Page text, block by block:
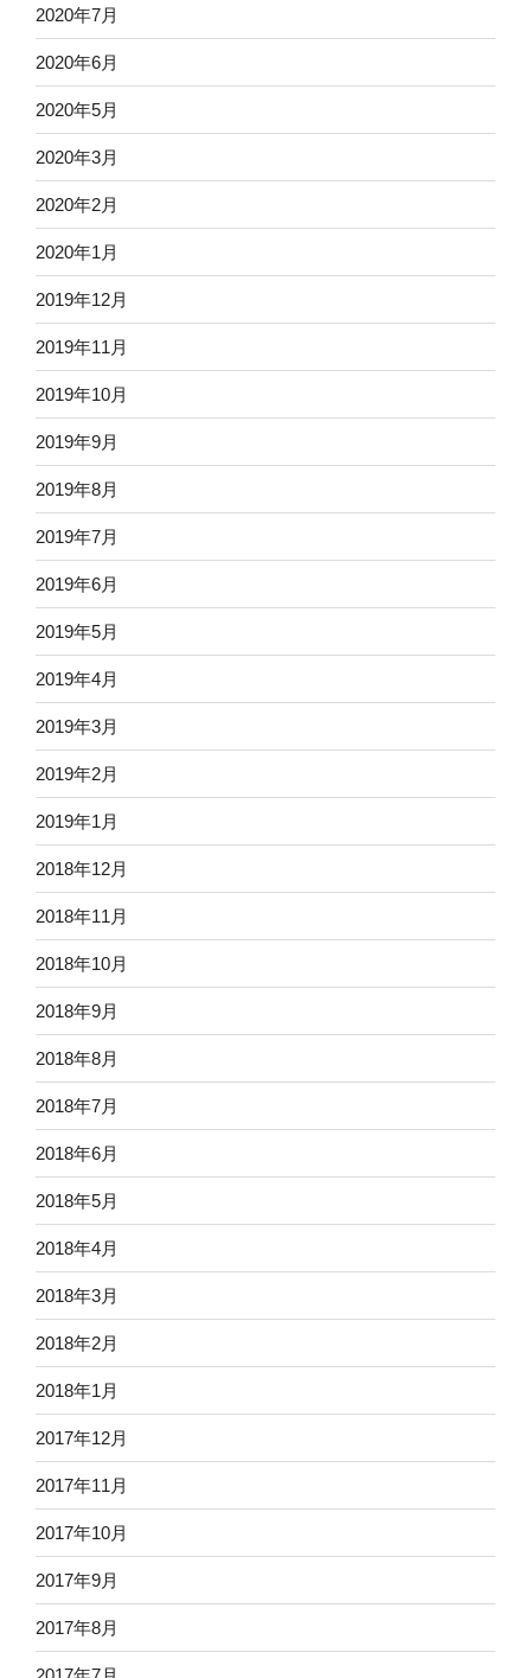
2020年7月
2020年6月
2020年5月
2020年3月
2020年2月
2020年1月
2019年12月
2019年11月
2019年10月
2019年9月
2019年8月
2019年7月
2019年6月
2019年5月
2019年4月
2019年3月
2019年2月
2019年1月
2018年12月
2018年11月
2018年10月
2018年9月
2018年8月
2018年7月
2018年6月
2018年5月
2018年4月
2018年3月
2018年2月
2018年1月
2017年12月
2017年11月
2017年10月
2017年9月
2017年8月